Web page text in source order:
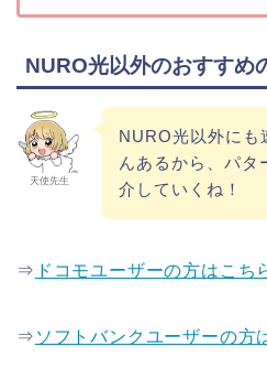
NURO光以外のおすすめ
天使先生
NURO光以外にも
んあるから、パタ
介していくね！
⇒ ドコモユーザーの方はこち
⇒ ソフトバンクユーザーの方